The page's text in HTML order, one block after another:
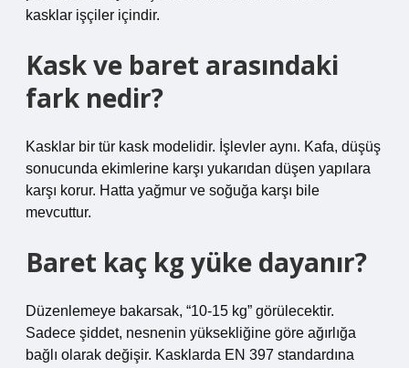
kasklar işçiler içindir.
Kask ve baret arasındaki
fark nedir?
Kasklar bir tür kask modelidir. İşlevler aynı. Kafa, düşüş
sonucunda ekimlerine karşı yukarıdan düşen yapılara
karşı korur. Hatta yağmur ve soğuğa karşı bile
mevcuttur.
Baret kaç kg yüke dayanır?
Düzenlemeye bakarsak, “10-15 kg” görülecektir.
Sadece şiddet, nesnenin yüksekliğine göre ağırlığa
bağlı olarak değişir. Kasklarda EN 397 standardına